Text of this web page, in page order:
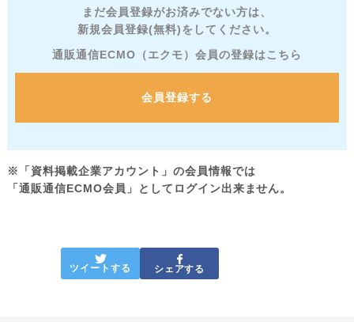
まだ会員登録がお済みでない方は、
新規会員登録(無料)をしてください。
通販通信ECMO（エクモ）会員の登録はこちら
会員登録する
※「資料掲載企業アカウント」の会員情報では
「通販通信ECMO会員」としてログイン出来ません。
ツイートする シェアする